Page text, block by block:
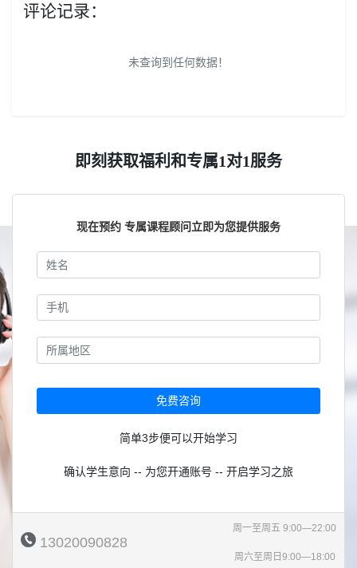
评论记录：
未查询到任何数据！
即刻获取福利和专属1对1服务
现在预约 专属课程顾问立即为您提供服务
免费咨询
简单3步便可以开始学习
确认学生意向 -- 为您开通账号 -- 开启学习之旅
13020090828
周一至周五 9:00—22:00
周六至周日9:00—18:00